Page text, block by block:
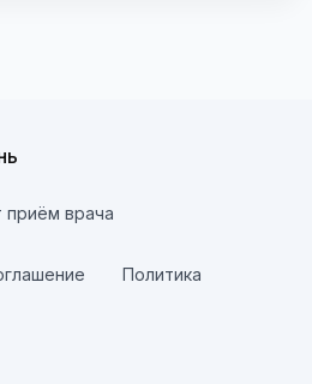
приём врача
Политика